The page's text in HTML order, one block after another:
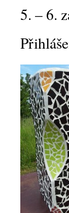
5. – 6.